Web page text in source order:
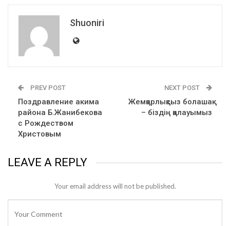
Shuoniri
PREV POST
Поздравление акима
района Б.Жанибекова
с Рождеством
Христовым
NEXT POST
Жемқорлықсыз болашақ
– біздің қалауымыз
LEAVE A REPLY
Your email address will not be published.